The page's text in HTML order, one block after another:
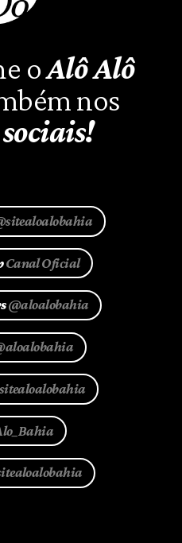
oAlô Alô
nos
Canal Oficial
@aloalobahia